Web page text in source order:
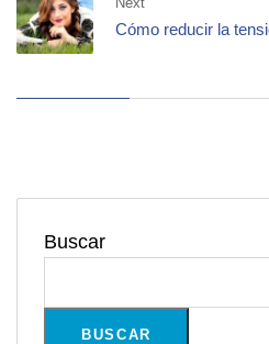
Cómo reducir la
Buscar
BUSCAR